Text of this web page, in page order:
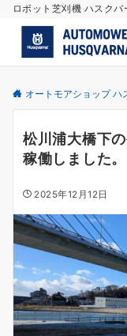
ロボット芝刈機 ハスク
オートモアショップ ハ
松川浦大橋下
稼働しました。
2025年12月12日